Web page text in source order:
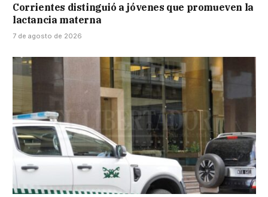
Corrientes distinguió a jóvenes que promueven la
lactancia materna
7 de agosto de 2026